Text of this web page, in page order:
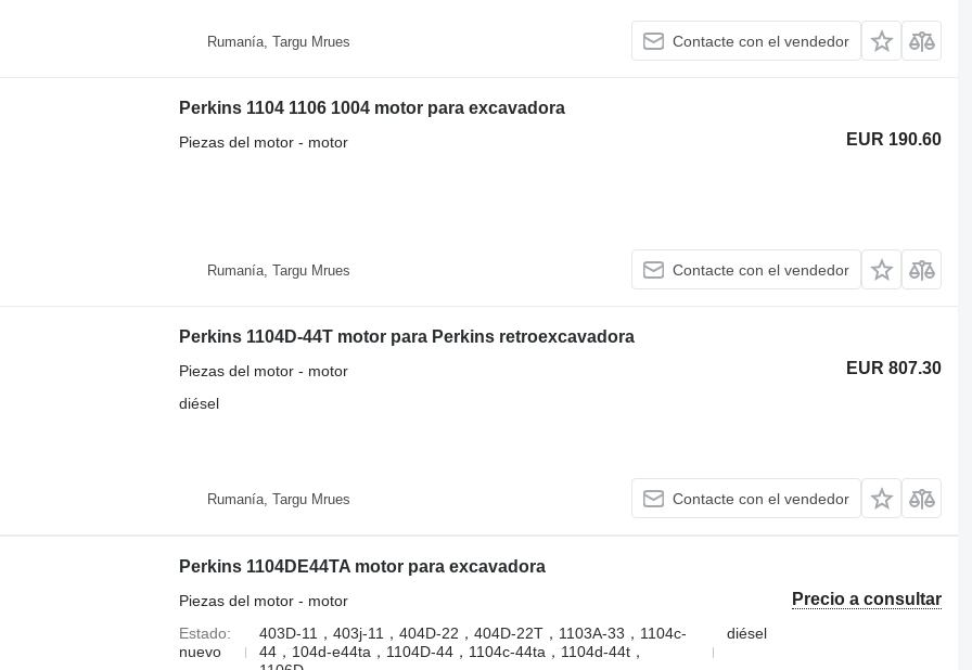
Rumanía, Targu Mrues Contacte con el vendedor
Perkins 1104 1106 1004 motor para excavadora
EUR 190.60
Piezas del motor - motor
Rumanía, Targu Mrues Contacte con el vendedor
Perkins 1104D-44T motor para Perkins retroexcavadora
EUR 807.30
Piezas del motor - motor
diésel
Rumanía, Targu Mrues Contacte con el vendedor
Perkins 1104DE44TA motor para excavadora
Precio a consultar
Piezas del motor - motor
Estado
nuevo
403D-11，403j-11，404D‑22，404D‑22T，1103A-33，1104c-
44，104d-e44ta，1104D-44，1104c-44ta，1104d-44t，
diésel